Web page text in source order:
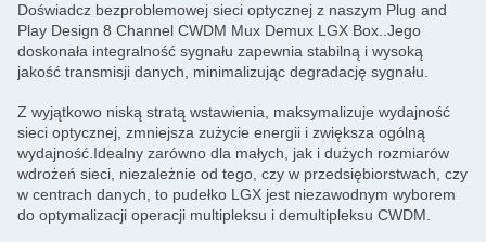
Doświadcz bezproblemowej sieci optycznej z naszym Plug and
Play Design 8 Channel CWDM Mux Demux LGX Box..Jego
doskonała integralność sygnału zapewnia stabilną i wysoką
jakość transmisji danych, minimalizując degradację sygnału.
Z wyjątkowo niską stratą wstawienia, maksymalizuje wydajność
sieci optycznej, zmniejsza zużycie energii i zwiększa ogólną
wydajność.Idealny zarówno dla małych, jak i dużych rozmiarów
wdrożeń sieci, niezależnie od tego, czy w przedsiębiorstwach, czy
w centrach danych, to pudełko LGX jest niezawodnym wyborem
do optymalizacji operacji multipleksu i demultipleksu CWDM.